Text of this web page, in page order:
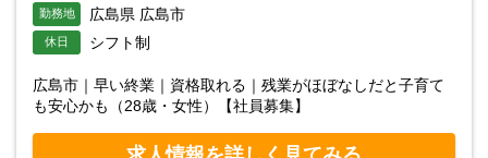
勤務地 広島県 広島市
休日 シフト制
広島市｜早い終業｜資格取れる｜残業がほぼなしだと子育て
も安心かも（28歳・女性）【社員募集】